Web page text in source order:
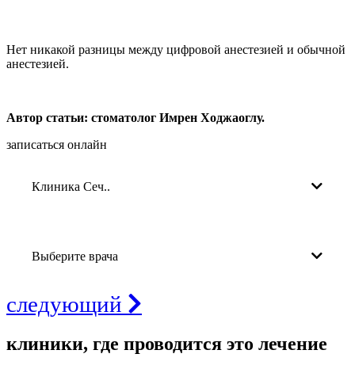
Нет никакой разницы между цифровой анестезией и обычной
анестезией.
Автор статьи: стоматолог Имрен Ходжаоглу.
записаться онлайн
Клиника Сеч..
Выберите врача
следующий
клиники, где проводится это лечение